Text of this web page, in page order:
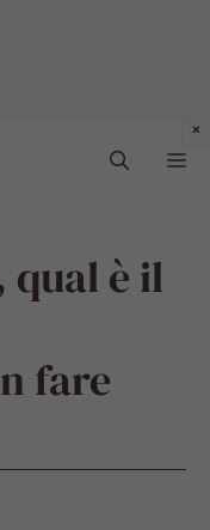
qual è il
fare